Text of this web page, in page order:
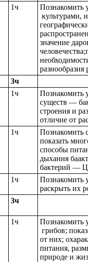
1ч
Познакомить
культурами,
значение
разнообразия
3ч
1ч
Познакомить
существ —
строения и
отличие от
1ч
Познакомить
показать
способы
дыхания
бактерий —
1ч
Познакомить
раскрыть их
3ч
1ч
Познакомить
грибов;
от них;
питания,
природе и